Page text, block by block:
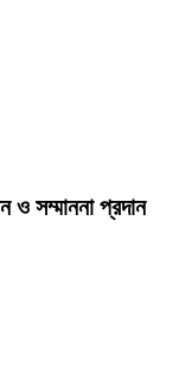
ও সম্মাননা প্রদান